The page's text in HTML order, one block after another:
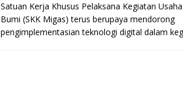
Satuan Kerja Khusus Pelaksana Kegiatan
Bumi (SKK Migas) terus berupaya mendorong
pengimplementasian teknologi digital dalam